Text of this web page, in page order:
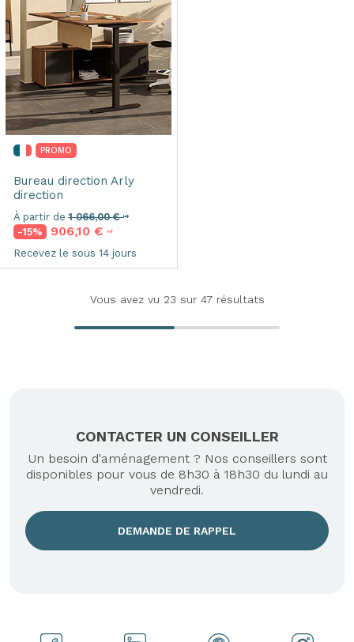
PROMO
Bureau direction Arly
direction
À partir de 1 066,00 €HT
-15% 906,10 € HT
Recevez le sous 14 jours
Vous avez vu 23 sur 47 résultats
CONTACTER UN CONSEILLER
Un besoin d'aménagement ? Nos conseillers sont
disponibles pour vous de 8h30 à 18h30 du lundi au
vendredi.
DEMANDE DE RAPPEL